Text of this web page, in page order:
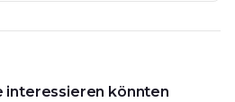
interessieren könnten